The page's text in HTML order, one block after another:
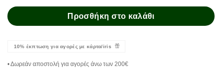
Προσθήκη στο καλάθι
10% έκπτωση για αγορές με κάρτα/iris
• Δωρεάν αποστολή για αγορές άνω των 200€